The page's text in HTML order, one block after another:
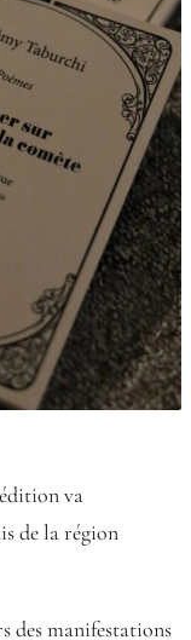
va
de la région
des manifestations